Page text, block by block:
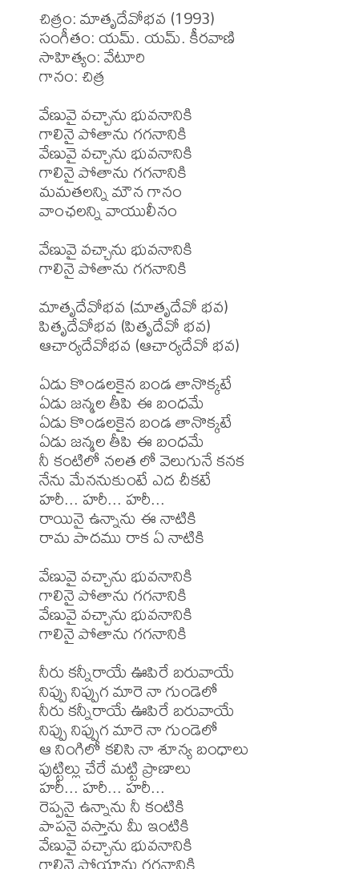
చిత్రం: మాతృదేవోభవ (1993)
సంగీతం: యమ్. యమ్. కీరవాణి
సాహిత్యం: వేటూరి
గానం: చిత్ర
వేణువై వచ్చాను భువనానికి
గాలినై పోతాను గగనానికి
వేణువై వచ్చాను భువనానికి
గాలినై పోతాను గగనానికి
మమతలన్ని మౌన గానం
వాంఛలన్ని వాయులీనం
వేణువై వచ్చాను భువనానికి
గాలినై పోతాను గగనానికి
మాతృదేవోభవ (మాతృదేవో భవ)
పితృదేవోభవ (పితృదేవో భవ)
ఆచార్యదేవోభవ (ఆచార్యదేవో భవ)
ఏడు కొండలకైన బండ తానొక్కటే
ఏడు జన్మల తీపి ఈ బంధమే
ఏడు కొండలకైన బండ తానొక్కటే
ఏడు జన్మల తీపి ఈ బంధమే
నీ కంటిలో నలత లో వెలుగునే కనక
నేను మేననుకుంటే ఎద చీకటే
హరీ... హరీ... హరీ...
రాయినై ఉన్నాను ఈ నాటికి
రామ పాదము రాక ఏ నాటికి
వేణువై వచ్చాను భువనానికి
గాలినై పోతాను గగనానికి
వేణువై వచ్చాను భువనానికి
గాలినై పోతాను గగనానికి
నీరు కన్నీరాయే ఊపిరే బరువాయే
నిప్పు నిప్పుగ మారె నా గుండెలో
నీరు కన్నీరాయే ఊపిరే బరువాయే
నిప్పు నిప్పుగ మారె నా గుండెలో
ఆ నింగిలో కలిసి నా శూన్య బంధాలు
పుట్టిల్లు చేరే మట్టి ప్రాణాలు
హరీ... హరీ... హరీ...
రెప్పనై ఉన్నాను నీ కంటికి
పాపనై వస్తాను మీ ఇంటికి
వేణువై వచ్చాను భువనానికి